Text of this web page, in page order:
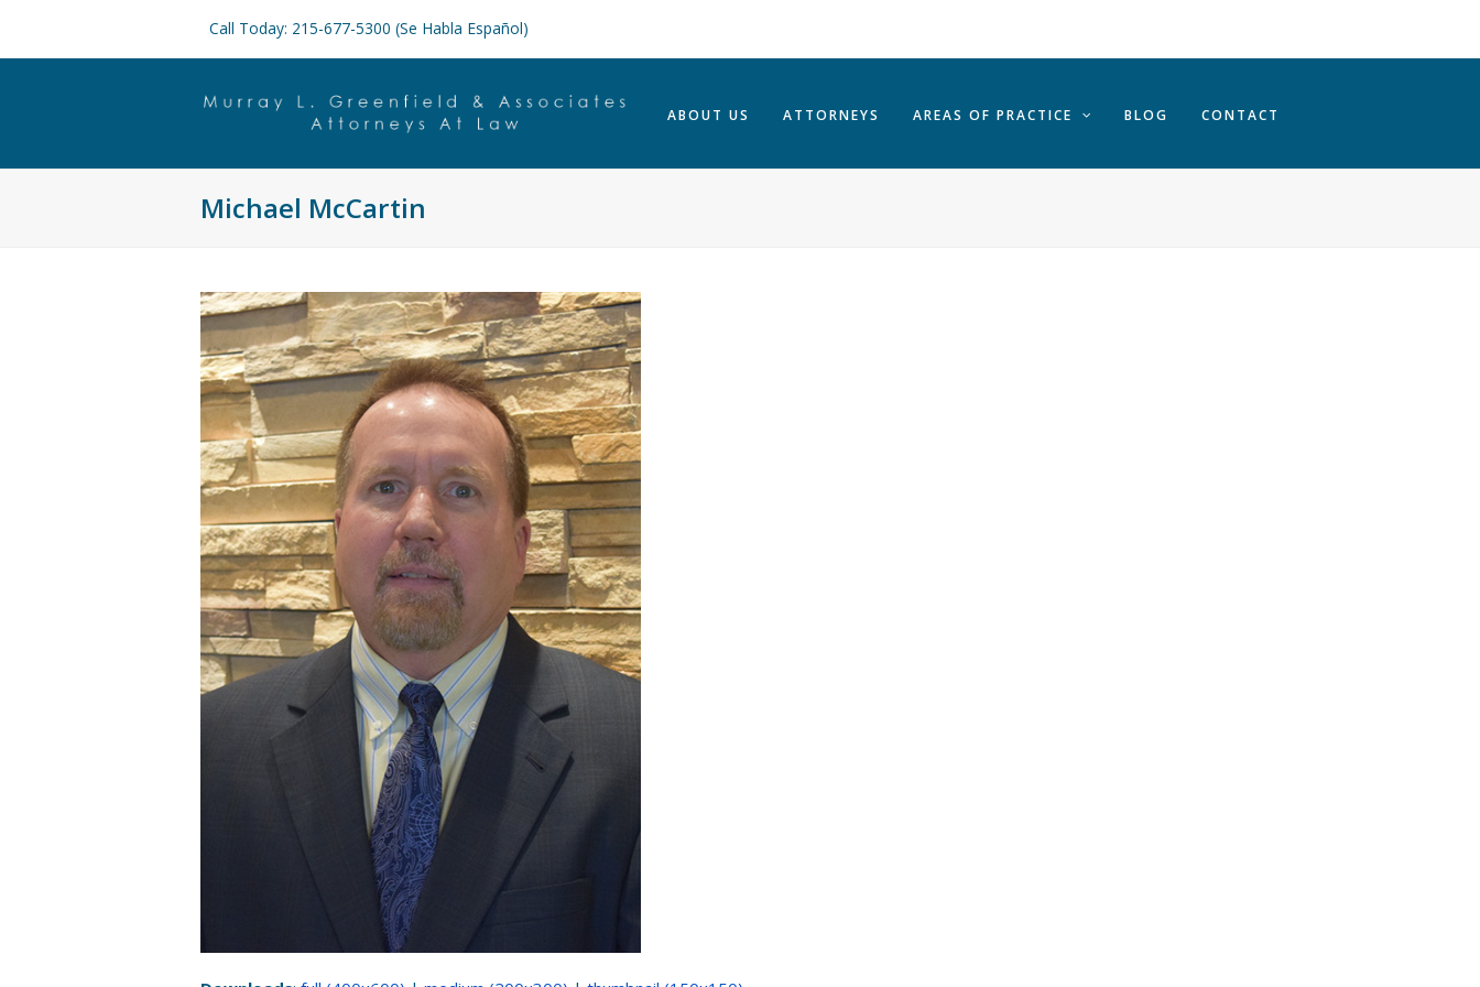
Call Today: 215-677-5300 (Se Habla Español)
ABOUT US ATTORNEYS AREAS OF PRACTICE BLOG CONTACT
Michael McCartin